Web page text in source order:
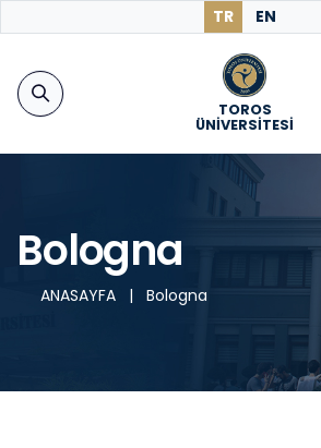
TR EN
TOROS
ÜNİVERSİTESİ
Bologna
ANASAYFA | Bologna